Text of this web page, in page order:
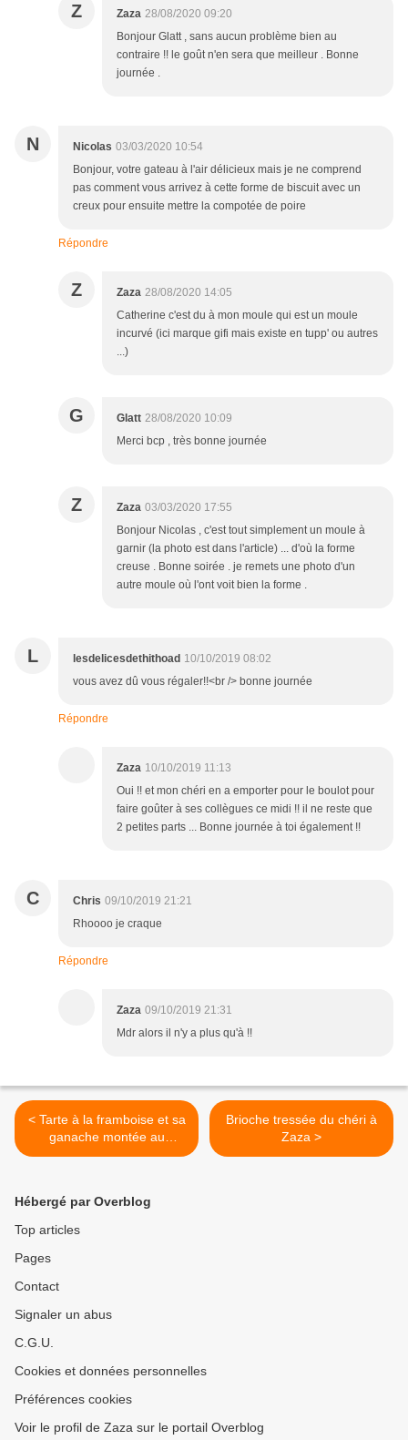
Z Zaza 28/08/2020 09:20
Bonjour Glatt , sans aucun problème bien au
contraire !! le goût n'en sera que meilleur . Bonne
journée .
N Nicolas 03/03/2020 10:54
Bonjour, votre gateau à l'air délicieux mais je ne comprend
pas comment vous arrivez à cette forme de biscuit avec un
creux pour ensuite mettre la compotée de poire
Répondre
Z Zaza 28/08/2020 14:05
Catherine c'est du à mon moule qui est un moule
incurvé (ici marque gifi mais existe en tupp' ou autres
...)
G Glatt 28/08/2020 10:09
Merci bcp , très bonne journée
Z Zaza 03/03/2020 17:55
Bonjour Nicolas , c'est tout simplement un moule à
garnir (la photo est dans l'article) ... d'où la forme
creuse . Bonne soirée . je remets une photo d'un
autre moule où l'ont voit bien la forme .
L lesdelicesdethithoad 10/10/2019 08:02
vous avez dû vous régaler!!<br /> bonne journée
Répondre
Zaza 10/10/2019 11:13
Oui !! et mon chéri en a emporter pour le boulot pour
faire goûter à ses collègues ce midi !! il ne reste que
2 petites parts ... Bonne journée à toi également !!
C Chris 09/10/2019 21:21
Rhoooo je craque
Répondre
Zaza 09/10/2019 21:31
Mdr alors il n'y a plus qu'à !!
< Tarte à la framboise et sa
ganache montée au
chocolat blanc vanillée sur
Brioche tressée du chéri à
Zaza >
Hébergé par Overblog
Top articles
Pages
Contact
Signaler un abus
C.G.U.
Cookies et données personnelles
Préférences cookies
Voir le profil de Zaza sur le portail Overblog